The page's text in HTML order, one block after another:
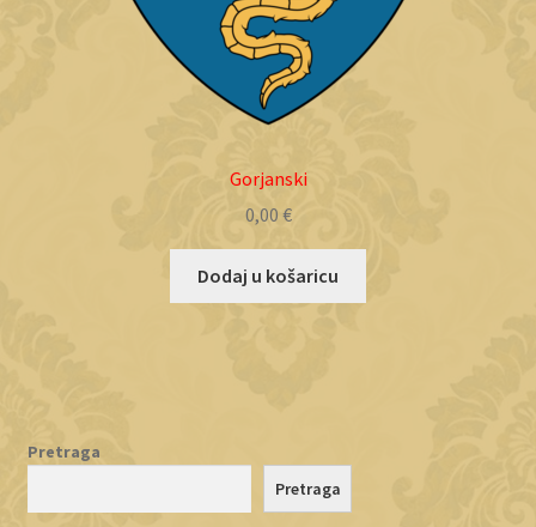
Gorjanski
0,00 €
Dodaj u košaricu
Pretraga
Pretraga